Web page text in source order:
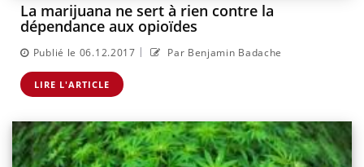
La marijuana ne sert à rien contre la
dépendance aux opioïdes
Publié le 06.12.2017 | Par Benjamin Badache
LIRE L'ARTICLE